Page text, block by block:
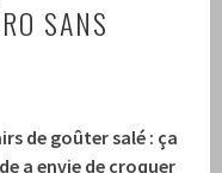
SANS
de goûter salé : ça
a envie de croquer